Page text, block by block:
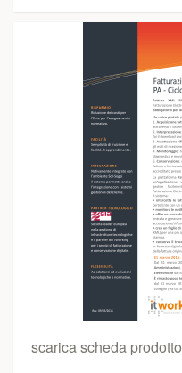
scarica scheda prodotto